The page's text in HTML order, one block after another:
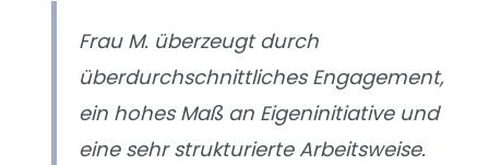
Frau M. überzeugt durch
überdurchschnittliches Engagement,
ein hohes Maß an Eigeninitiative und
eine sehr strukturierte Arbeitsweise.